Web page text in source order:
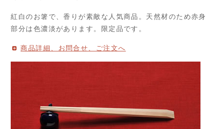
紅白のお箸で、香りが素敵な人気商品。天然材のため赤身
部分は色濃淡があります。限定品です。
商品詳細、お問合せ、ご注文へ